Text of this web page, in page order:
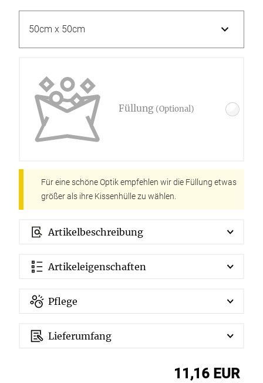
Füllung (Optional)
Für eine schöne Optik empfehlen wir die Füllung etwas
größer als ihre Kissenhülle zu wählen.
Artikelbeschreibung
Artikeleigenschaften
Pflege
Lieferumfang
11,16 EUR